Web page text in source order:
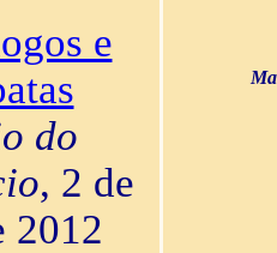
e
do
, 2 de
2012